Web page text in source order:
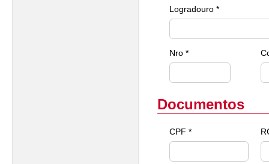
Logradouro *
Nro *
Documentos
CPF *